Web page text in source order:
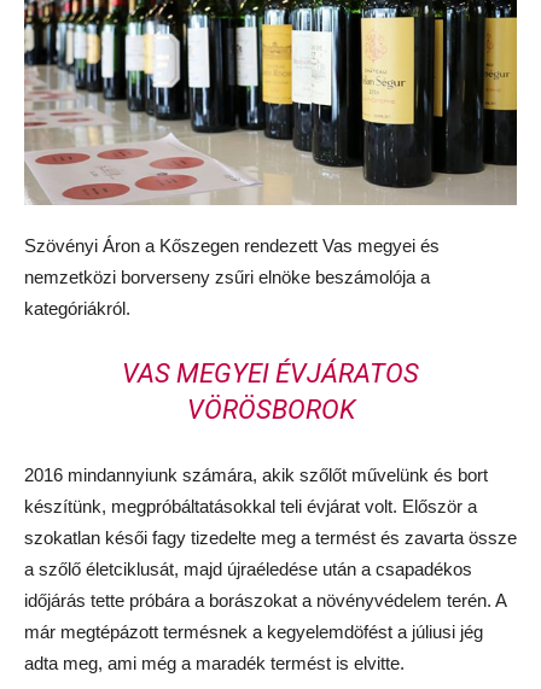
Szövényi Áron a Kőszegen rendezett Vas megyei és
nemzetközi borverseny zsűri elnöke beszámolója a
kategóriákról.
VAS MEGYEI ÉVJÁRATOS
VÖRÖSBOROK
2016 mindannyiunk számára, akik szőlőt művelünk és bort
készítünk, megpróbáltatásokkal teli évjárat volt. Először a
szokatlan késői fagy tizedelte meg a termést és zavarta össze
a szőlő életciklusát, majd újraéledése után a csapadékos
időjárás tette próbára a borászokat a növényvédelem terén. A
már megtépázott termésnek a kegyelemdöfést a júliusi jég
adta meg, ami még a maradék termést is elvitte.